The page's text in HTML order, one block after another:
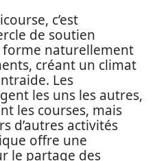
c’est
de soutien
naturellement
créant un climat
Les
les uns les autres,
les courses, mais
d’autres activités
offre une
le partage des